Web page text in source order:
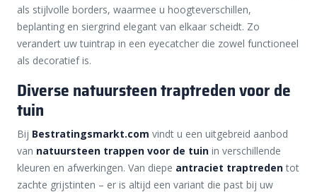
als stijlvolle borders, waarmee u hoogteverschillen,
beplanting en siergrind elegant van elkaar scheidt. Zo
verandert uw tuintrap in een eyecatcher die zowel functioneel
als decoratief is.
Diverse natuursteen traptreden voor de
tuin
Bij Bestratingsmarkt.com vindt u een uitgebreid aanbod
van natuursteen trappen voor de tuin in verschillende
kleuren en afwerkingen. Van diepe antraciet traptredentot
zachte grijstinten – er is altijd een variant die past bij uw